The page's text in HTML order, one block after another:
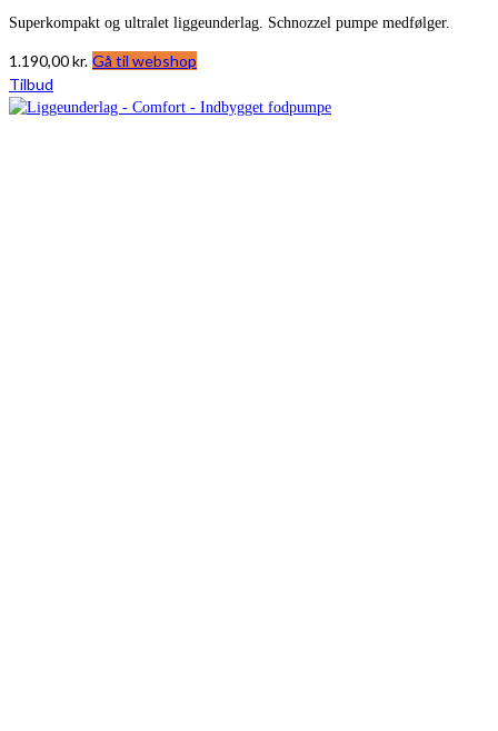
Superkompakt og ultralet liggeunderlag. Schnozzel pumpe medfølger.
1.190,00kr. Gå til webshop
Tilbud